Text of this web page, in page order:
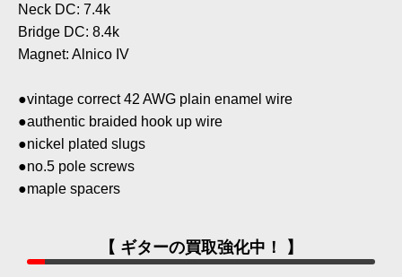
Neck DC: 7.4k
Bridge DC: 8.4k
Magnet: Alnico IV
●vintage correct 42 AWG plain enamel wire
●authentic braided hook up wire
●nickel plated slugs
●no.5 pole screws
●maple spacers
【 ギターの買取強化中！ 】